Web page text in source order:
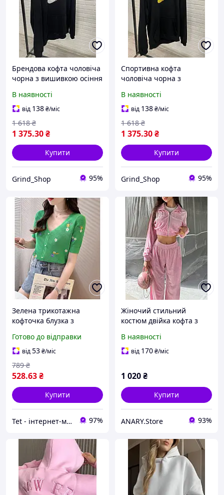
Брендова кофта чоловіча
чорна з вишивкою осіння
стиль KRT0756
В наявності
від 138₴/міс
1 375.30₴
1 618 ₴
Купити
Grind_Shop 95%
Спортивна кофта
чоловіча чорна з
толстовка повсякденна
демі KRT0753
В наявності
від 138₴/міс
1 375.30₴
1 618 ₴
Купити
Grind_Shop 95%
Зелена трикотажна
кофточка блузка з
перлинними ґудзиками
Готово до відправки
від53₴/міс
528.63₴
789 ₴
Купити
Tet - інтернет-магазин товарів для дому 97%
Жіночий стильний
костюм двійка кофта з
В наявності
від 170₴/міс
1 020₴
Купити
ANARY.Store 93%